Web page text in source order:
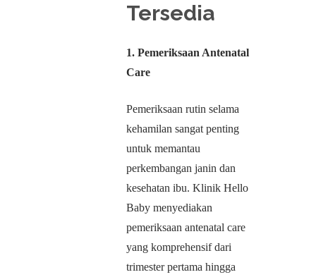
Tersedia
1. Pemeriksaan Antenatal
Care
Pemeriksaan rutin selama
kehamilan sangat penting
untuk memantau
perkembangan janin dan
kesehatan ibu. Klinik Hello
Baby menyediakan
pemeriksaan antenatal care
yang komprehensif dari
trimester pertama hingga